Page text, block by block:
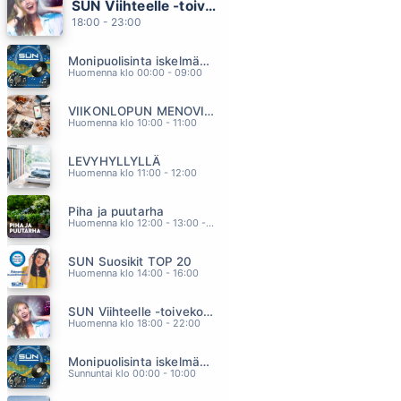
IHMISELTÄ IHMISELLE
KULTAISTA HIEKKAA
KAUNIS TYTTO
EILEN TIELLE LAULOIN
PISTE
SUN Viihteelle -toivekonsertti
18:00 - 23:00
Monipuolisinta iskelmää ja parasta poppia
Huomenna klo 00:00 - 09:00
VIIKONLOPUN MENOVINKIT
Huomenna klo 10:00 - 11:00
LEVYHYLLYLLÄ
Huomenna klo 11:00 - 12:00
Piha ja puutarha
Huomenna klo 12:00 - 13:00 - Studiossa: Pinsiön Taimisto
SUN Suosikit TOP 20
Huomenna klo 14:00 - 16:00
SUN Viihteelle -toivekonsertti
Huomenna klo 18:00 - 22:00
Monipuolisinta iskelmää ja parasta poppia
Sunnuntai klo 00:00 - 10:00